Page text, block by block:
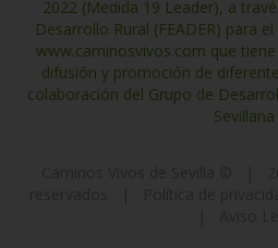
2022 (Medida 19 Leader), a
Desarrollo Rural (FEADER) para
www.caminosvivos.com que
difusión y promoción de
colaboración del Grupo de
Sevillana